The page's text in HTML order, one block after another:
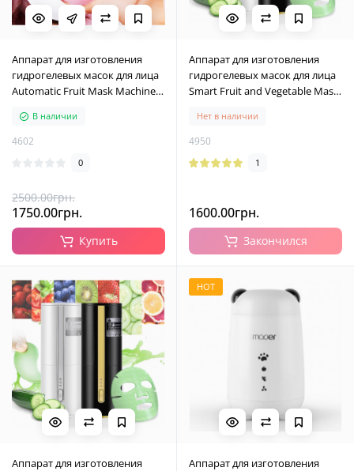
Аппарат для изготовления
гидрогелевых масок для лица
Automatic Fruit Mask Machine,
В наличии
4602
0
2500.00грн.
1750.00грн.
Купить
Аппарат для изготовления
гидрогелевых масок для лица
Smart Fruit and Vegetable Mask
Нет в наличии
4950
1
1600.00грн.
Закончился
Аппарат для изготовления
HOT
Аппарат для изготовления